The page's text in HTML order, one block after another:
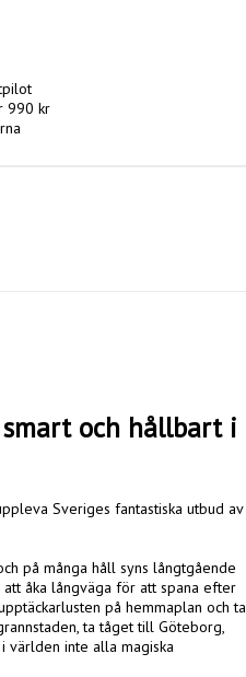
990 kr
smart och hållbart i
Sveriges fantastiska utbud av
på många håll syns långtgående
åka långväga för att spana efter
på hemmaplan och ta
ta tåget till Göteborg,
världen inte alla magiska